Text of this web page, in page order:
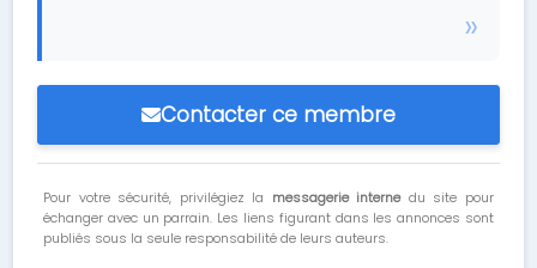
Contacter ce membre
Pour votre sécurité, privilégiez la messagerie internedu site pour
échanger avec un parrain. Les liens figurant dans les annonces sont
publiés sous la seule responsabilité de leurs auteurs.